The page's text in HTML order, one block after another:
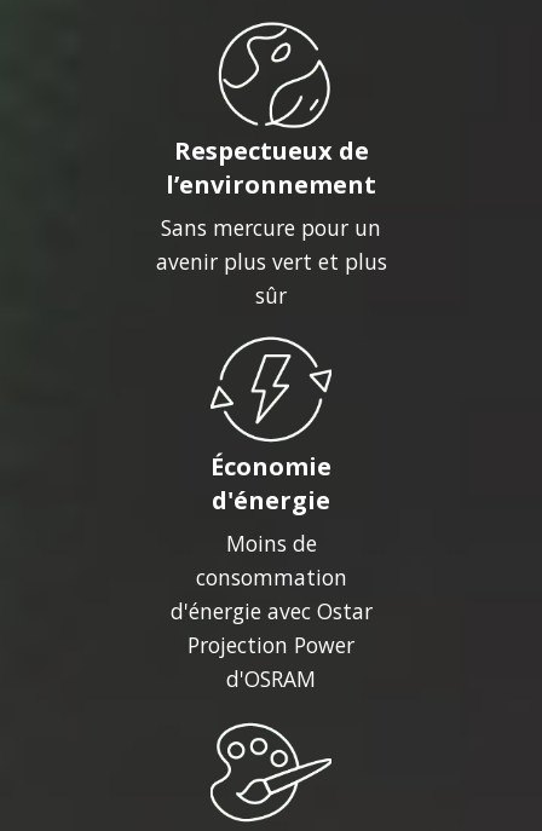
Respectueux de
l’environnement
Sans mercure pour un
avenir plus vert et plus
sûr
Économie
d'énergie
Moins de
consommation
d'énergie avec Ostar
Projection Power
d'OSRAM